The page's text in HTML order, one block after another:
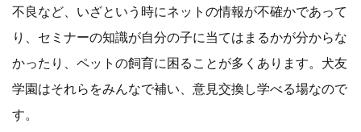
不良など、いざという時にネットの情報が不確かであって
り、セミナーの知識が自分の子に当てはまるかが分からな
かったり、ペットの飼育に困ることが多くあります。犬友
学園はそれらをみんなで補い、意見交換し学べる場なので
す。